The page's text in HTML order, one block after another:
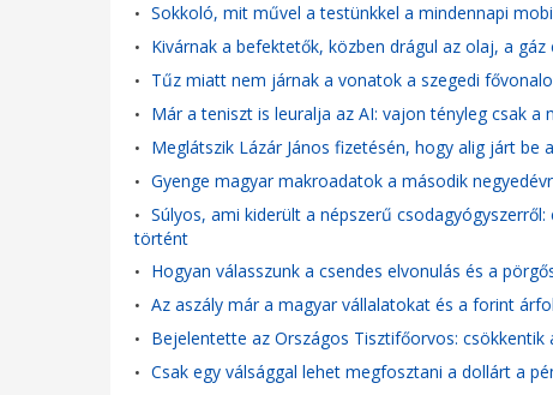
• Sokkoló, mit művel a testünkkel a mindennapi
• Kivárnak a befektetők, közben drágul az olaj, a gáz
• Tűz miatt nem járnak a vonatok a szegedi
• Már a teniszt is leuralja az AI: vajon tényleg csak
• Meglátszik Lázár János fizetésén, hogy alig járt be
• Gyenge magyar makroadatok a második
• Súlyos, ami kiderült a népszerű
történt
• Hogyan válasszunk a csendes elvonulás és a
• Az aszály már a magyar vállalatokat és a forint
• Bejelentette az Országos Tisztifőorvos:
• Csak egy válsággal lehet megfosztani a dollárt a